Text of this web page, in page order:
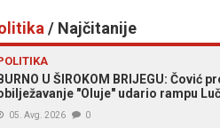
/ Najčitanije
U ŠIROKOM BRIJEGU: Čović
"Oluje" udario rampu
05. Avg. 2026 0